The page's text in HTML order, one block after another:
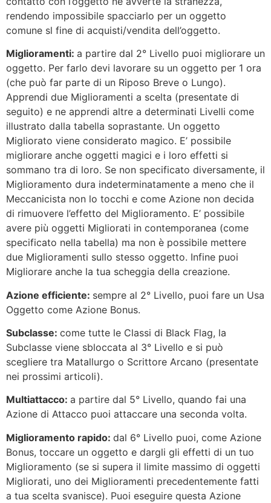
rendendo impossibile spacciarlo per un oggetto
comune sl fine di acquisti/vendita dell’oggetto.
Miglioramenti: a partire dal 2° Livello puoi migliorare un
oggetto. Per farlo devi lavorare su un oggetto per 1 ora
(che può far parte di un Riposo Breve o Lungo).
Apprendi due Miglioramenti a scelta (presentate di
seguito) e ne apprendi altre a determinati Livelli come
illustrato dalla tabella soprastante. Un oggetto
Migliorato viene considerato magico. E’ possibile
migliorare anche oggetti magici e i loro effetti si
sommano tra di loro. Se non specificato diversamente, il
Miglioramento dura indeterminatamente a meno che il
Meccanicista non lo tocchi e come Azione non decida
di rimuovere l’effetto del Miglioramento. E’ possibile
avere più oggetti Migliorati in contemporanea (come
specificato nella tabella) ma non è possibile mettere
due Miglioramenti sullo stesso oggetto. Infine puoi
Migliorare anche la tua scheggia della creazione.
Azione efficiente: sempre al 2° Livello, puoi fare un Usa
Oggetto come Azione Bonus.
Subclasse: come tutte le Classi di Black Flag, la
Subclasse viene sbloccata al 3° Livello e si può
scegliere tra Matallurgo o Scrittore Arcano (presentate
nei prossimi articoli).
Multiattacco: a partire dal 5° Livello, quando fai una
Azione di Attacco puoi attaccare una seconda volta.
Miglioramento rapido: dal 6° Livello puoi, come Azione
Bonus, toccare un oggetto e dargli gli effetti di un tuo
Miglioramento (se si supera il limite massimo di oggetti
Migliorati, uno dei Miglioramenti precedentemente fatti
a tua scelta svanisce). Puoi eseguire questa Azione